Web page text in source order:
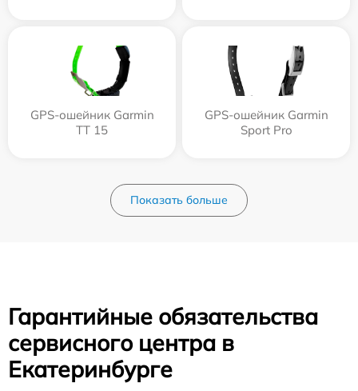
GPS-ошейник Garmin
TT 15
GPS-ошейник Garmin
Sport Pro
Показать больше
Гарантийные обязательства
сервисного центра в
Екатеринбурге